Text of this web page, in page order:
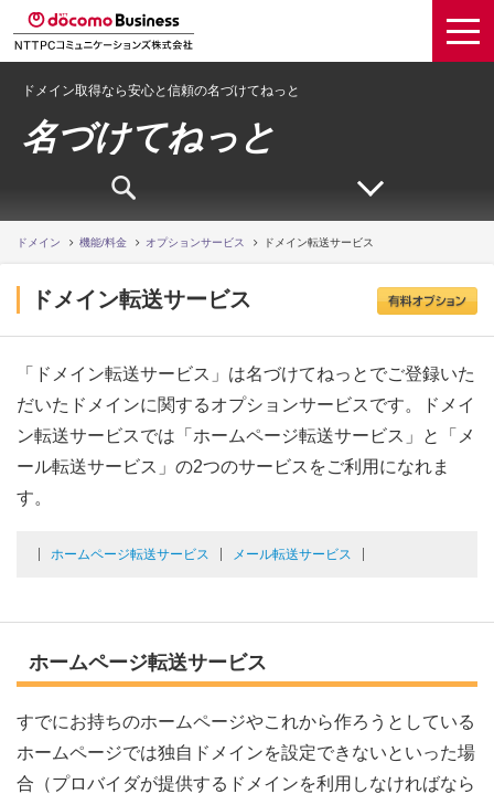
ドメイン取得なら安心と信頼の名づけてねっと
名づけてねっと
ドメイン 機能/料金 オプションサービス ドメイン転送サービス
ドメイン転送サービス
「ドメイン転送サービス」は名づけてねっとでご登録いた
だいたドメインに関するオプションサービスです。ドメイ
ン転送サービスでは「ホームページ転送サービス」と「メ
ール転送サービス」の2つのサービスをご利用になれま
す。
ホームページ転送サービス メール転送サービス
ホームページ転送サービス
すでにお持ちのホームページやこれから作ろうとしている
ホームページでは独自ドメインを設定できないといった場
合（プロバイダが提供するドメインを利用しなければなら